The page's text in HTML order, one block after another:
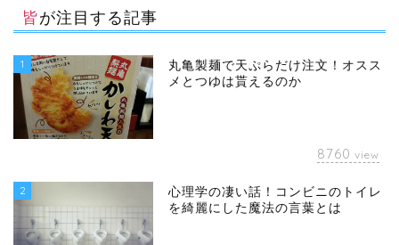
皆が注目する記事
1
丸亀製麺で天ぷらだけ注文！オスス
メとつゆは貰えるのか
8760 view
2
心理学の凄い話！コンビニのトイレ
を綺麗にした魔法の言葉とは